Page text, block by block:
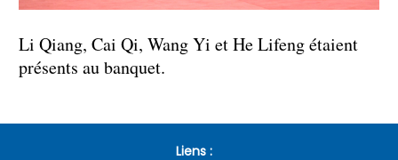
Li Qiang, Cai Qi, Wang Yi et He Lifeng étaient
présents au banquet.
Liens :